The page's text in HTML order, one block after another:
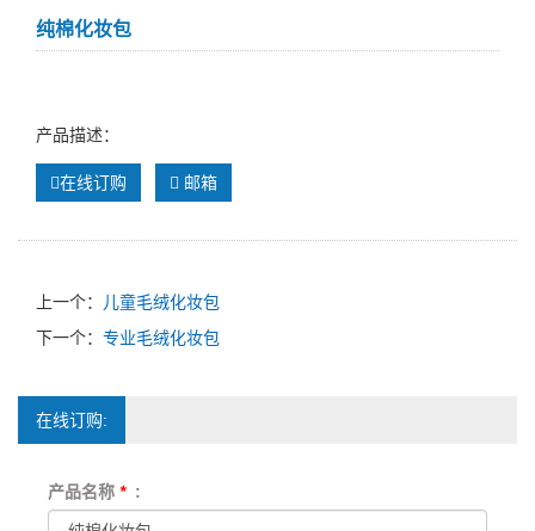
纯棉化妆包
产品描述：
在线订购 邮箱
上一个：
儿童毛绒化妆包
下一个： 专业毛绒化妆包
在线订购:
产品名称 * :